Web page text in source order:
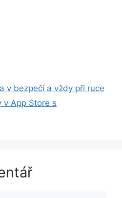
v bezpečí a vždy při ruce
v App Store s